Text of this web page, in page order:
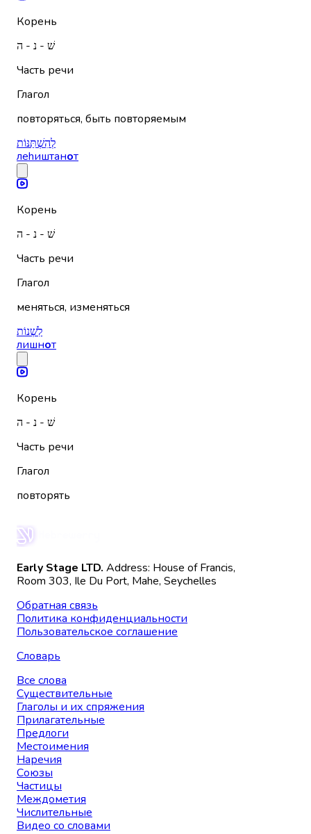
Корень
שׁ - נ - ה
Часть речи
Глагол
повторяться, быть повторяемым
לְהִשְׁתַּנּוֹת
леhиштанот
Корень
שׁ - נ - ה
Часть речи
Глагол
меняться, изменяться
לִשְׁנוֹת
лишнот
Корень
שׁ - נ - ה
Часть речи
Глагол
повторять
Early Stage LTD. Address: House of Francis,
Room 303, Ile Du Port, Mahe, Seychelles
Обратная связь
Политика конфиденциальности
Пользовательское соглашение
Словарь
Все слова
Существительные
Глаголы и их спряжения
Прилагательные
Предлоги
Местоимения
Наречия
Союзы
Частицы
Междометия
Числительные
Видео со словами